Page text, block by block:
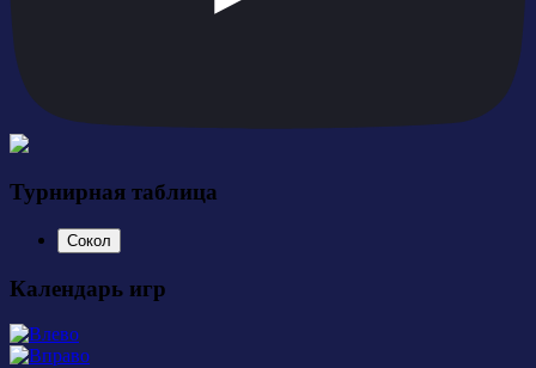
Турнирная таблица
Сокол
Календарь игр